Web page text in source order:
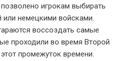
игрокам выбирать
немецкими войсками.
воссоздать самые
проходили во время Второй
промежуток времени.